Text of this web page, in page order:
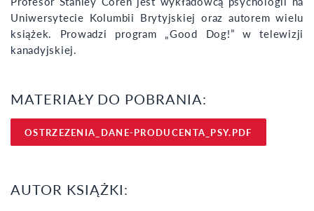
Uniwersytecie Kolumbii Brytyjskiej oraz autorem wielu
książek. Prowadzi program „Good Dog!” w telewizji
kanadyjskiej.
MATERIAŁY DO POBRANIA:
OSTRZEZENIA_DANE-PRODUCENTA_PSY.PDF
AUTOR KSIĄŻKI: